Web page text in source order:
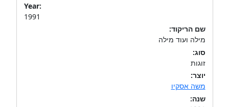
Year:
1991
שם הריקוד:
מילה ועוד מילה
סוג:
זוגות
יוצר:
משה אסקיו
שנה: